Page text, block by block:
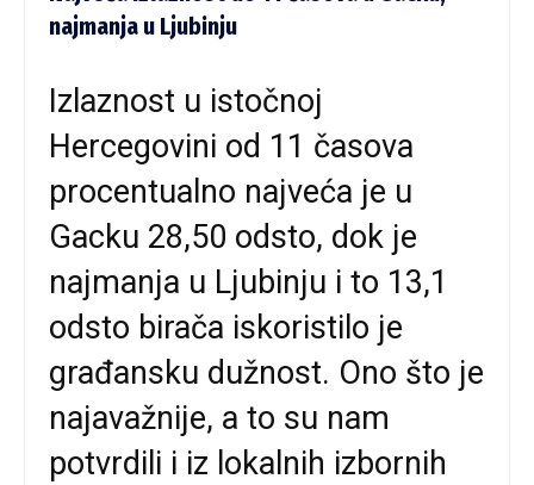
najmanja u Ljubinju
Izlaznost u istočnoj
Hercegovini od 11 časova
procentualno najveća je u
Gacku 28,50 odsto, dok je
najmanja u Ljubinju i to 13,1
odsto birača iskoristilo je
građansku dužnost. Ono što je
najavažnije, a to su nam
potvrdili i iz lokalnih izbornih